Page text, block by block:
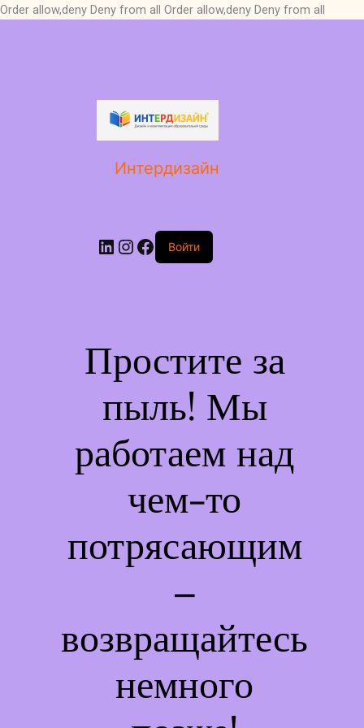
Order allow,deny Deny from all Order allow,deny Deny from all
Интердизайн
LinkedIn
Instagram
Facebook
Войти
Простите за
пыль! Мы
работаем над
чем-то
потрясающим
–
возвращайтесь
немного